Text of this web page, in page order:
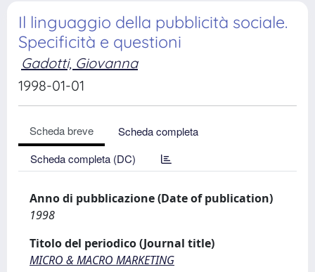
Il linguaggio della pubblicità sociale.
Specificità e questioni
Gadotti, Giovanna
1998-01-01
Scheda breve
Scheda completa
Scheda completa (DC)
Anno di pubblicazione (Date of publication)
1998
Titolo del periodico (Journal title)
MICRO & MACRO MARKETING